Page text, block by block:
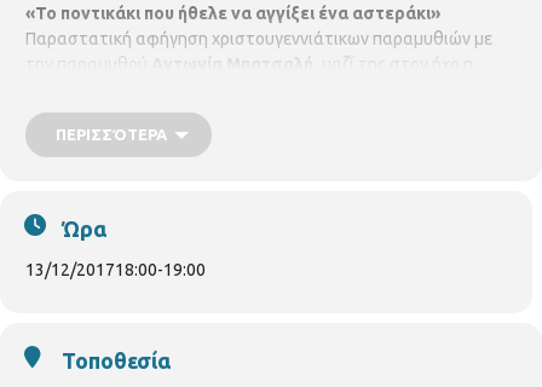
«Το ποντικάκι που ήθελε να αγγίξει ένα αστεράκι»
Παραστατική αφήγηση χριστουγεννιάτικων παραμυθιών με
την παραμυθού
Αντωνία Μπατσαλή,
μαζί της στον ήχο η
παραμυθόσκονη, θα ταξιδέψουμε στην Παραμυθωνία για να
νιώσουμε τη χαρά των Χριστουγέννων και θα φτιάξουμε το
ΠΕΡΙΣΣΌΤΕΡΑ
Ώρα
13/12/201718:00-19:00
Τοποθεσία